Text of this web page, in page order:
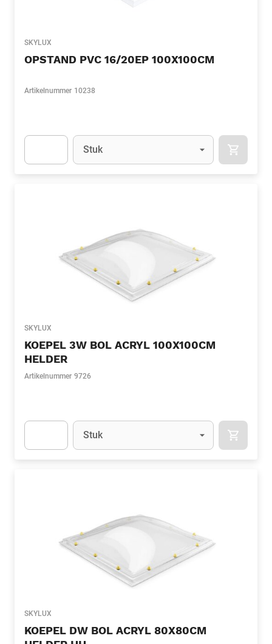
SKYLUX
OPSTAND PVC 16/20EP 100X100CM
Artikelnummer 10238
Eenheid
Stuk
SKYLUX
KOEPEL 3W BOL ACRYL 100X100CM
HELDER
Artikelnummer 9726
Eenheid
Stuk
SKYLUX
KOEPEL DW BOL ACRYL 80X80CM